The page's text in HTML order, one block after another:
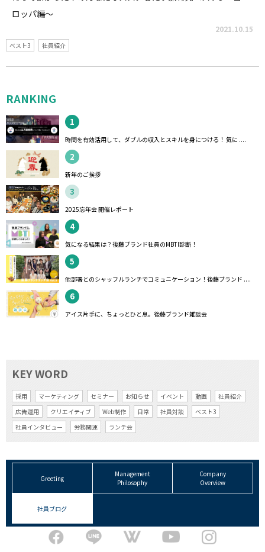
ロッパ編〜
2021.10.15
ベスト3 社員紹介
RANKING
1
時間を有効活用して、ダブルの収入とスキルを身につける！ 気に ....
2
新年のご挨拶
3
2025忘年会 開催レポート
4
気になる結果は？後藤ブランド社員のMBTI診断！
5
他部署とのシャッフルランチでコミュニケーション！後藤ブランド ....
6
アイス片手に、ちょっとひと息。後藤ブランド雑談会
KEY WORD
採用 マーケティング セミナー お知らせ イベント 動画
社員紹介
広告運用
クリエイティブ Web制作 日常 社員対談
ベスト3
社員インタビュー
労務関連 ランチ会
Greeting
Management
Philosophy
Company
Overview
社員ブログ